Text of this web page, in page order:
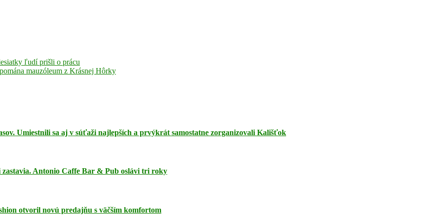
ľudí prišli o prácu
mauzóleum z Krásnej Hôrky
Umiestnili sa aj v súťaži najlepších a prvýkrát samostatne zorganizovali Kališťok
Antonio Caffe Bar & Pub oslávi tri roky
otvoril novú predajňu s väčším komfortom